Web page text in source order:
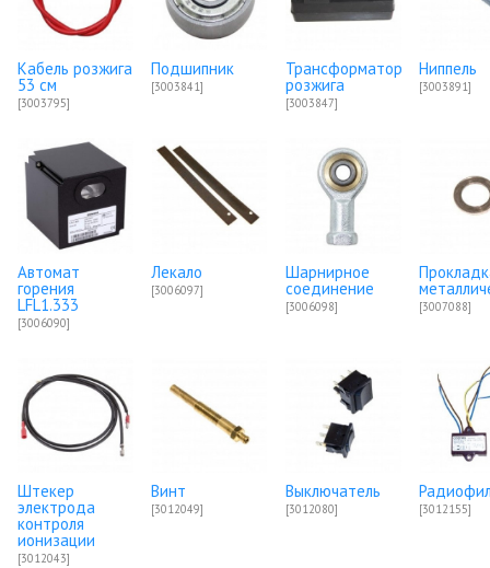
Кабель розжига
53 см
[3003795]
Подшипник
[3003841]
Трансформатор
розжига
[3003847]
Ниппель
[3003891]
Автомат
горения
LFL1.333
[3006090]
Лекало
[3006097]
Шарнирное
соединение
[3006098] [3007088]
Штекер
электрода
контроля
ионизации
[3012043]
Винт
[3012049]
Выключатель
[3012080] [3012155]